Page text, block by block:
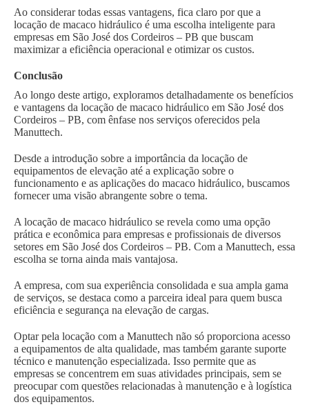
Ao considerar todas essas vantagens, fica claro por que a
locação de macaco hidráulico é uma escolha inteligente para
empresas em São José dos Cordeiros – PB que buscam
maximizar a eficiência operacional e otimizar os custos.
Conclusão
Ao longo deste artigo, exploramos detalhadamente os benefícios
e vantagens da locação de macaco hidráulico em São José dos
Cordeiros – PB, com ênfase nos serviços oferecidos pela
Manuttech.
Desde a introdução sobre a importância da locação de
equipamentos de elevação até a explicação sobre o
funcionamento e as aplicações do macaco hidráulico, buscamos
fornecer uma visão abrangente sobre o tema.
A locação de macaco hidráulico se revela como uma opção
prática e econômica para empresas e profissionais de diversos
setores em São José dos Cordeiros – PB. Com a Manuttech, essa
escolha se torna ainda mais vantajosa.
A empresa, com sua experiência consolidada e sua ampla gama
de serviços, se destaca como a parceira ideal para quem busca
eficiência e segurança na elevação de cargas.
Optar pela locação com a Manuttech não só proporciona acesso
a equipamentos de alta qualidade, mas também garante suporte
técnico e manutenção especializada. Isso permite que as
empresas se concentrem em suas atividades principais, sem se
preocupar com questões relacionadas à manutenção e à logística
dos equipamentos.